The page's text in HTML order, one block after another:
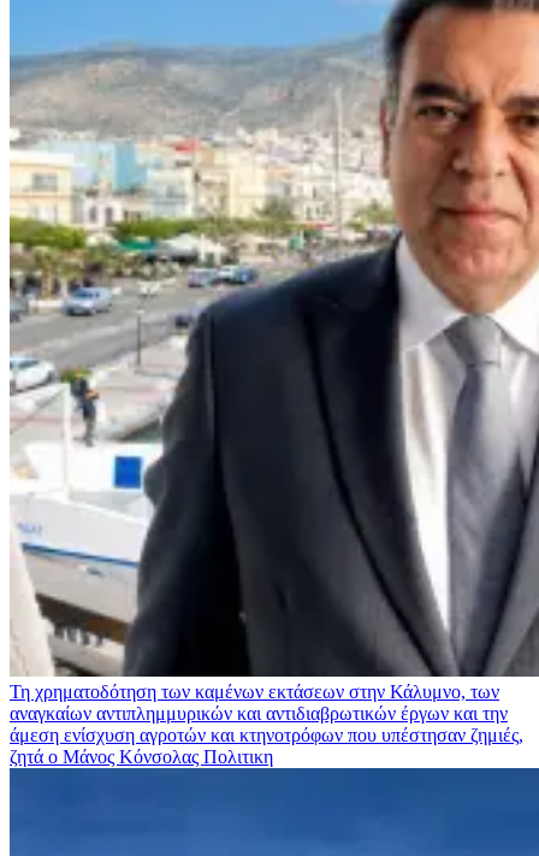
Τη χρηματοδότηση των καμένων εκτάσεων στην Κάλυμνο, των
αναγκαίων αντιπλημμυρικών και αντιδιαβρωτικών έργων και την
άμεση ενίσχυση αγροτών και κτηνοτρόφων που υπέστησαν ζημιές,
ζητά ο Μάνος Κόνσολας Πολιτικη